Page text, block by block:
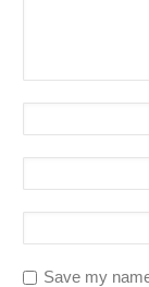
Save my